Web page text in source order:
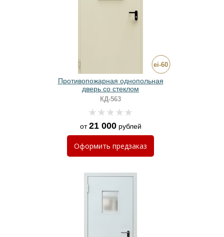
Противопожарная однопольная
дверь со стеклом
КД-563
от21 000рублей
Оформить предзаказ